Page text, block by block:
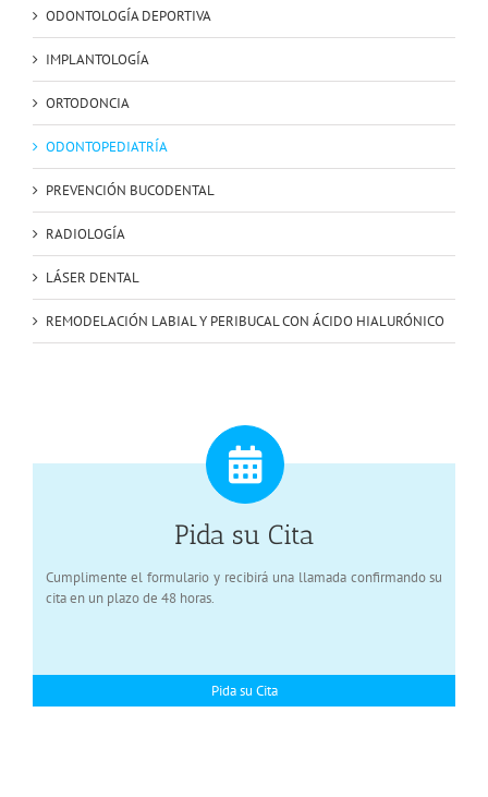
ODONTOLOGÍA DEPORTIVA
IMPLANTOLOGÍA
ORTODONCIA
ODONTOPEDIATRÍA
PREVENCIÓN BUCODENTAL
RADIOLOGÍA
LÁSER DENTAL
REMODELACIÓN LABIAL Y PERIBUCAL CON ÁCIDO HIALURÓNICO
Pida su Cita
Cumplimente el formulario y recibirá una llamada confirmando su
cita en un plazo de 48 horas.
Pida su Cita